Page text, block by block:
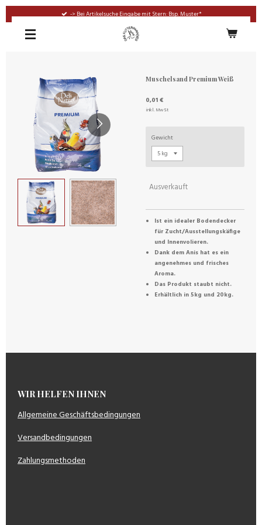
springen
-> Bei Artikelsuche Eingabe mit Stern: Bsp. Muster*
Muschelsand Premium Weiß
0,01 €
inkl. MwSt
Gewicht
Ausverkauft
Ist ein idealer Bodendecker
für Zucht/Ausstellungskäfige
und Innenvolieren.
Dank dem Anis hat es ein
angenehmes und frisches
Aroma.
Das Produkt staubt nicht.
Erhältlich in 5kg und 20kg.
WIR HELFEN IHNEN
Allgemeine Geschäftsbedingungen
Versandbedingungen
Zahlungsmethoden